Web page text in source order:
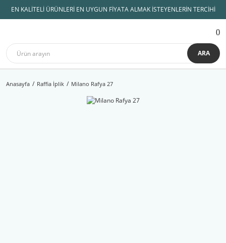
EN KALİTELİ ÜRÜNLERİ EN UYGUN FİYATA ALMAK İSTEYENLERİN TERCİHİ
ARA
Anasayfa Raffia İplik Milano Rafya 27